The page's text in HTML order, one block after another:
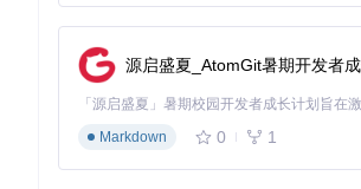
图 2：芯片编辑器界面展示了多种芯片
源启盛夏_AtomGit暑期开发者
Markdown
0 1